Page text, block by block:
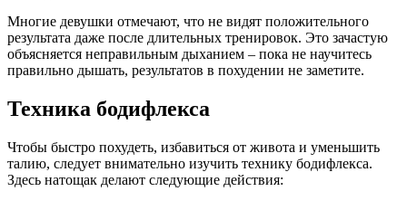
Многие девушки отмечают, что не видят положительного
результата даже после длительных тренировок. Это зачастую
объясняется неправильным дыханием – пока не научитесь
правильно дышать, результатов в похудении не заметите.
Техника бодифлекса
Чтобы быстро похудеть, избавиться от живота и уменьшить
талию, следует внимательно изучить технику бодифлекса.
Здесь натощак делают следующие действия: